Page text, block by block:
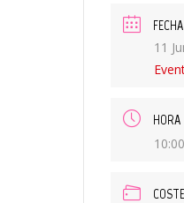
FECHA
11
HORA
COSTE